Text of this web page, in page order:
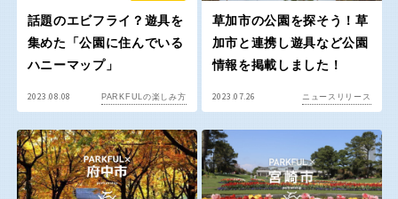
さくら名所100公園 屋内遊び場 アスレチックコース
バスケットボール 彫刻・アート 桜・梅の名所 コトブキ事例
洋式庭園 ドッグラン ローラー滑り台 植物園 夜景スポット
Pickup 花の名所 プレーパーク 公園グルメ 美術館
バスケットゴール ふわふわドーム 健康遊具 ゲートボール
スケートパーク ライトアップ イルミネーション イベント
秋田 山形
福島
関東
カフェ・レストラン サッカー・フットサル
ランニングコース 動物園・ふれあい
歴史・文化財 日本庭園
屋内遊び場 アスレチックコース
バスケットボール 彫刻・アート
話題のエビフライ？遊具を
集めた「公園に住んでいる
ハニーマップ」
2023.08.08 PARKFULの楽しみ方
草加市の公園を探そう！草
加市と連携し遊具など公園
情報を掲載しました！
2023.07.26 ニュースリリース